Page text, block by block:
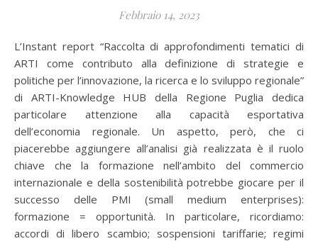
Febbraio 14, 2023
L’Instant report “Raccolta di approfondimenti tematici di
ARTI come contributo alla definizione di strategie e
politiche per l’innovazione, la ricerca e lo sviluppo regionale”
di ARTI-Knowledge HUB della Regione Puglia dedica
particolare attenzione alla capacità esportativa
dell’economia regionale. Un aspetto, però, che ci
piacerebbe aggiungere all’analisi già realizzata è il ruolo
chiave che la formazione nell’ambito del commercio
internazionale e della sostenibilità potrebbe giocare per il
successo delle PMI (small medium enterprises):
formazione = opportunità. In particolare, ricordiamo:
accordi di libero scambio; sospensioni tariffarie; regimi